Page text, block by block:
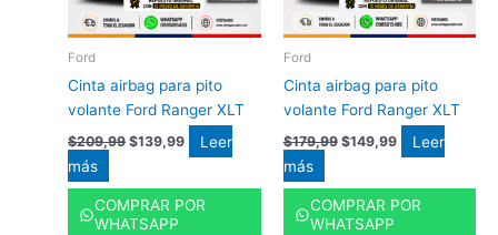
Ford
Cinta airbag para pito
volante Ford Ranger XLT
$209,99 $139,99
Leer
más
COMPRAR POR
WHATSAPP
Ford
Cinta airbag para pito
volante Ford Ranger XLT
$179,99 $149,99
Leer
más
COMPRAR POR
WHATSAPP